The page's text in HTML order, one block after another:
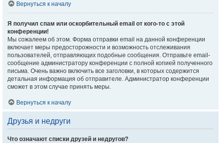
Вернуться к началу
Я получил спам или оскорбительный email от кого-то с этой
конференции!
Мы сожалеем об этом. Форма отправки email на данной конференции
включает меры предосторожности и возможность отслеживания
пользователей, отправляющих подобные сообщения. Отправьте email-
сообщение администратору конференции с полной копией полученного
письма. Очень важно включить все заголовки, в которых содержится
детальная информация об отправителе. Администратор конференции
сможет в этом случае принять меры.
Вернуться к началу
Друзья и недруги
Что означают списки друзей и недругов?